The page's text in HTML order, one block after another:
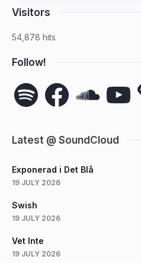
Visitors
54,878 hits
Follow!
Spotify Facebook YouTube
Latest @ SoundCloud
Exponerad i Det Blå
19 JULY 2026
Swish
19 JULY 2026
Vet Inte
19 JULY 2026